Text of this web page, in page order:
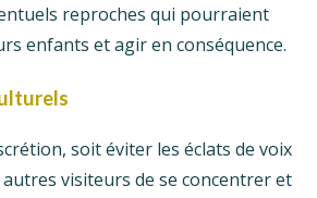
reproches qui pourraient
enfants et agir en conséquence.
soit éviter les éclats de voix
visiteurs de se concentrer et